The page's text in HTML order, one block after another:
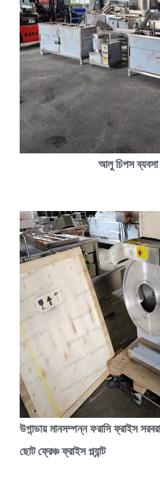
আলু চিপস ব্যবসা
উগান্ডায় মানসম্পন্ন ফরাসি ফ্রাইস
ছোট ফ্রেঞ্চ ফ্রাইস প্ল্যান্ট